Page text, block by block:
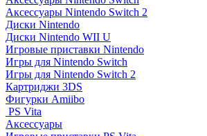
Аксессуары Nintendo Switch 2
Диски Nintendo
Диски Nintendo WII U
Игровые приставки Nintendo
Игры для Nintendo Switch
Игры для Nintendo Switch 2
Картриджи 3DS
Фигурки Amiibo
PS Vita
Аксессуары